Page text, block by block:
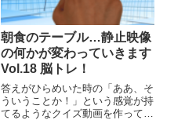
朝食のテーブル…静止映像
の何かが変わっていきます
Vol.18 脳トレ！
答えがひらめいた時の「ああ、そ
ういうことか！」という感覚が持
てるようなクイズ動画を作ってみ